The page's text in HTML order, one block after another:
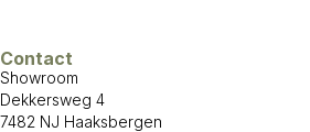
Contact
Showroom
Dekkersweg 4
7482 NJ Haaksbergen